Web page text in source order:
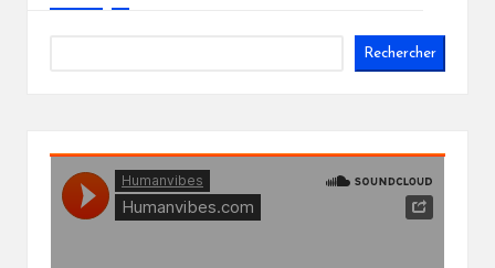
Rechercher